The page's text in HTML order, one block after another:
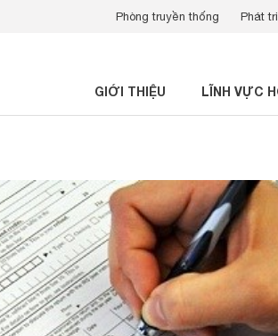
Phòng truyền thống Phát
GIỚI THIỆU LĨNH VỰC